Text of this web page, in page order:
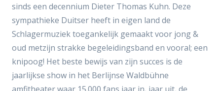
sinds een decennium Dieter Thomas Kuhn. Deze
sympathieke Duitser heeft in eigen land de
Schlagermuziek toegankelijk gemaakt voor jong &
oud metzijn strakke begeleidingsband en vooral; een
knipoog! Het beste bewijs van zijn succes is de
jaarlijkse show in het Berlijnse Waldbühne